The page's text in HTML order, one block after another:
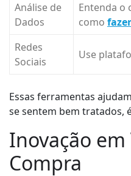
Análise de
Dados
Entenda o
como
Redes
Sociais
Use
Essas ferramentas
se sentem bem tratados,
Inovação em
Compra